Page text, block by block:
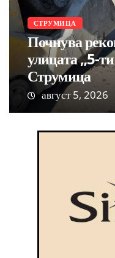
СТРУМИЦА
Почнува
улицата „5-
Струмица
август 5, 2026